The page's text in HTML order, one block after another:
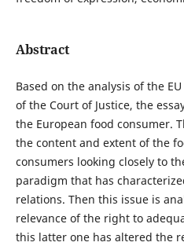
Abstract
Based on the analysis of the
of the Court of Justice, the
the European food consumer.
the content and extent of the
consumers looking closely to
paradigm that has
relations. Then this issue is
relevance of the right to
this latter one has altered the